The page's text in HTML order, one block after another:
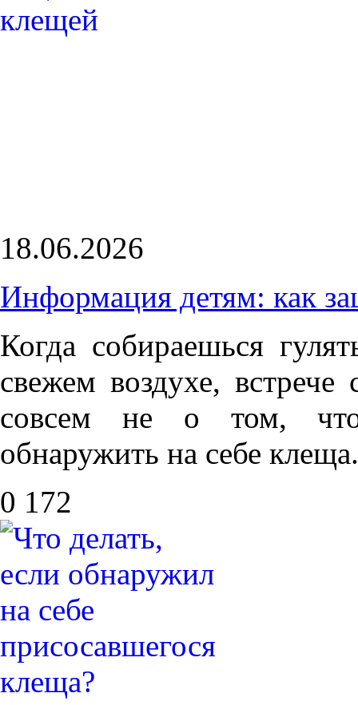
18.06.2026
Информация детям: как
Когда собираешься
свежем воздухе,
совсем не о том,
обнаружить на себе клеща.
0 172